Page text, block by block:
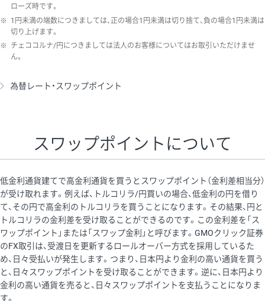
ローズ時です。
※ 1円未満の端数につきましては、正の場合1円未満は切り捨て、負の場合1円未満は
切り上げます。
※ チェココルナ/円につきましては法人のお客様についてはお取引いただけませ
ん。
為替レート・スワップポイント
スワップポイントについて
低金利通貨建てで高金利通貨を買うとスワップポイント（金利差相当分）
が受け取れます。例えば、トルコリラ/円買いの場合、低金利の円を借り
て、その円で高金利のトルコリラを買うことになります。その結果、円と
トルコリラの金利差を受け取ることができるのです。この金利差を「ス
ワップポイント」または「スワップ金利」と呼びます。GMOクリック証券
のFX取引は、受渡日を更新するロールオーバー方式を採用しているた
め、日々受払いが発生します。つまり、日本円より金利の高い通貨を買う
と、日々スワップポイントを受け取ることができます。逆に、日本円より
金利の高い通貨を売ると、日々スワップポイントを支払うことになりま
す。